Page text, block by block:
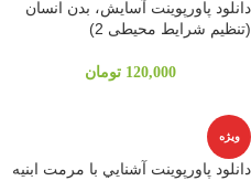
دانلود پاورپوینت آسایش، بدن انسان
(تنظیم شرایط محیطی 2)
120,000 تومان
ویژه
دانلود پاورپوینت آشنايي با مرمت ابنيه